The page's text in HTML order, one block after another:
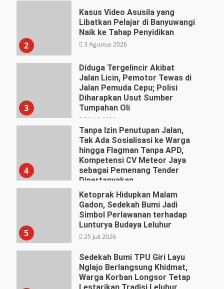
2
Kasus Video Asusila yang
Libatkan Pelajar di Banyuwangi
Naik ke Tahap Penyidikan
3 Agustus 2026
3
Diduga Tergelincir Akibat
Jalan Licin, Pemotor Tewas di
Jalan Pemuda Cepu; Polisi
Diharapkan Usut Sumber
Tumpahan Oli
29 Juli 2026
4
Tanpa Izin Penutupan Jalan,
Tak Ada Sosialisasi ke Warga
hingga Flagman Tanpa APD,
Kompetensi CV Meteor Jaya
sebagai Pemenang Tender
Dipertanyakan
27 Juli 2026
5
Ketoprak Hidupkan Malam
Gadon, Sedekah Bumi Jadi
Simbol Perlawanan terhadap
Lunturya Budaya Leluhur
25 Juli 2026
Sedekah Bumi TPU Giri Layu
Nglajo Berlangsung Khidmat,
Warga Korban Longsor Tetap